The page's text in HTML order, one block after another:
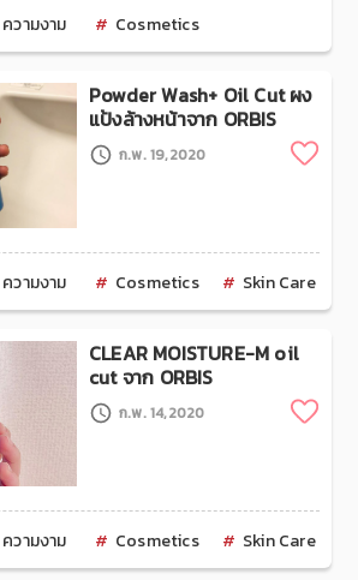
ความงาม Cosmetics
Powder Wash+ Oil Cut ผง
แป้งล้างหน้าจาก ORBIS
ก.พ. 19,2020
ความงาม Cosmetics Skin Care
CLEAR MOISTURE-M oil
cut จาก ORBIS
ก.พ. 14,2020
ความงาม Cosmetics Skin Care